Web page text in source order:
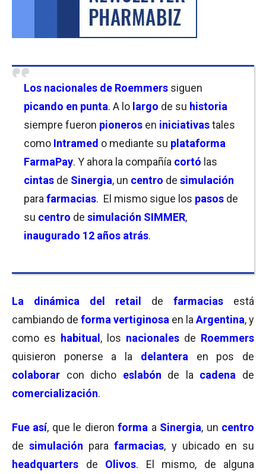
Los nacionales de Roemmers siguen
picando en punta. A lo largo de su historia
siempre fueron pioneros en iniciativastales
como Intramed o mediante su plataforma
FarmaPay. Y ahora la compañía cortó las
cintas de Sinergia, un centro de simulación
para farmacias. El mismo sigue los pasos de
su centro de simulación SIMMER,
inaugurado 12 años atrás.
La dinámica del retail de farmacias
está
cambiando de forma vertiginosa en la Argentina, y
como es habitual , los nacionales de Roemmers
quisieron ponerse a la delantera
en pos de
colaborar con dicho eslabón de la cadena
de
comercialización.
Fue así, que le dieronforma a Sinergia, un centro
desimulación parafarmacias, y ubicado en su
headquarters de Olivos. El mismo, de alguna